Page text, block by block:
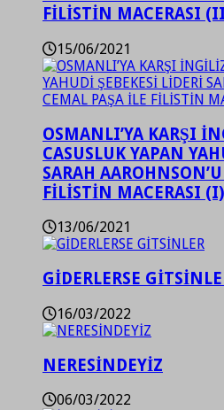
FİLİSTİN MACERASI
15/06/2021
OSMANLI’YA KARŞI
CASUSLUK YAPAN
SARAH
FİLİSTİN MACERASI (I)
13/06/2021
GİDERLERSE
16/03/2022
NERESİNDEYİZ
06/03/2022